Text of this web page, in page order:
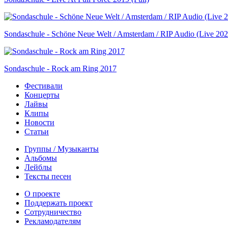
Sondaschule - Schöne Neue Welt / Amsterdam / RIP Audio (Live
Sondaschule - Rock am Ring 2017
Фестивали
Концерты
Лайвы
Клипы
Новости
Статьи
Группы / Музыканты
Альбомы
Лейблы
Тексты песен
О проекте
Поддержать проект
Сотрудничество
Рекламодателям